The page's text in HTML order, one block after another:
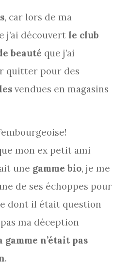
, car lors de ma
j’ai découvert le club
beauté que j’ai
quitter pour des
vendues en magasins
mon ex petit ami
une gamme bio, je me
de ses échoppes pour
dont il était question
ma déception
gamme n’était pas
.